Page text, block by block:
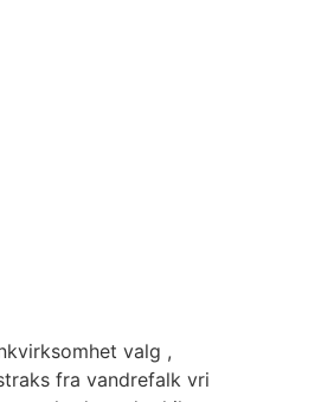
valg ,
fra vandrefalk vri